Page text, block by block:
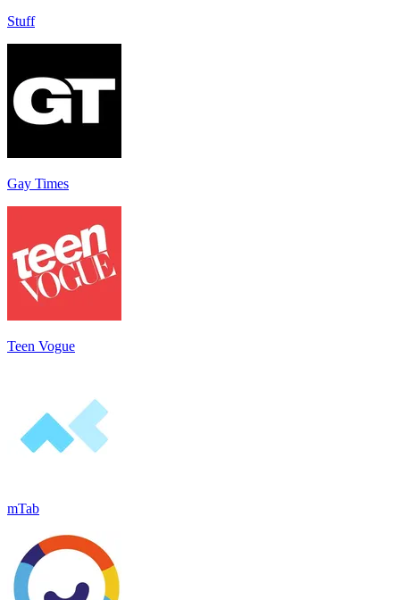
Stuff
Gay Times
Teen Vogue
mTab